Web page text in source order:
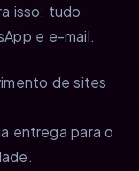
isso: tudo
e e-mail.
de sites
entrega para o